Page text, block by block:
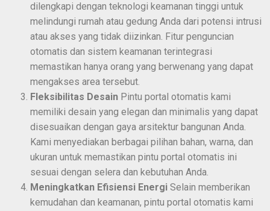
dilengkapi dengan teknologi keamanan tinggi untuk
melindungi rumah atau gedung Anda dari potensi intrusi
atau akses yang tidak diizinkan. Fitur penguncian
otomatis dan sistem keamanan terintegrasi
memastikan hanya orang yang berwenang yang dapat
mengakses area tersebut.
Fleksibilitas Desain Pintu portal otomatis kami
memiliki desain yang elegan dan minimalis yang dapat
disesuaikan dengan gaya arsitektur bangunan Anda.
Kami menyediakan berbagai pilihan bahan, warna, dan
ukuran untuk memastikan pintu portal otomatis ini
sesuai dengan selera dan kebutuhan Anda.
Meningkatkan Efisiensi Energi Selain memberikan
kemudahan dan keamanan, pintu portal otomatis kami